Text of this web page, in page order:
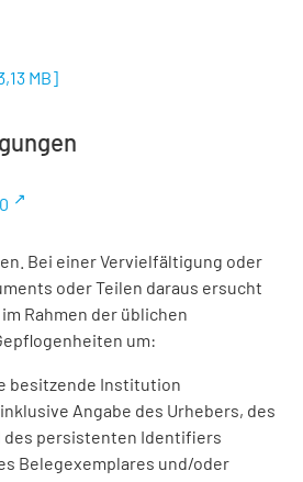
MB]
Bei einer Vervielfältigung oder
oder Teilen daraus ersucht
im Rahmen der üblichen
um:
besitzende Institution
Angabe des Urhebers, des
des persistenten Identifiers
Belegexemplares und/oder